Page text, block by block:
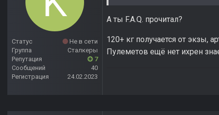
Статус
Не в сети
Группа
Сталкеры
Репутация
7
Сообщений
40
Регистрация
24.02.2023
А ты F.A.Q. прочитал?
120+ кг получается от экзы,
Пулеметов ещё нет ихрен